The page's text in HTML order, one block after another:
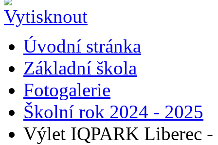
Úvodní stránka
Základní škola
Fotogalerie
Školní rok 2024 - 2025
Výlet IQPARK Liberec